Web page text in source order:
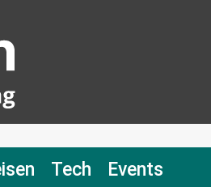
Tech Events